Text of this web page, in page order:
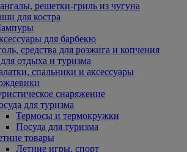
решетки-гриль из чугуна
для костра
для барбекю
средства для розжига и копчения
отдыха и туризма
спальники и аксессуары
снаряжение
для туризма
Термосы и термокружки
Посуда для туризма
товары
Летние игры, спорт